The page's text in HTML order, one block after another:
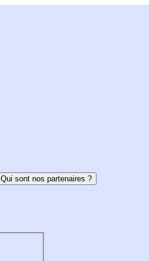
Qui sont nos partenaires ?